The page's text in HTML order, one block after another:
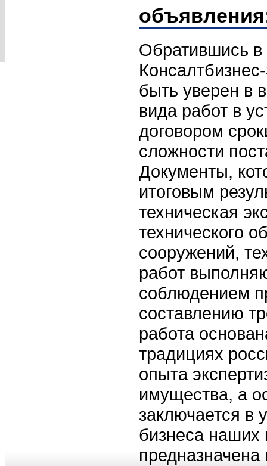
Обратившись
быть уверен в
вида работ в
договором
сложности
Документы,
итоговым
техническая
технического
сооружений,
работ
соблюдением
составлению
работа
традициях
опыта
имущества, а
заключается в
бизнеса наших